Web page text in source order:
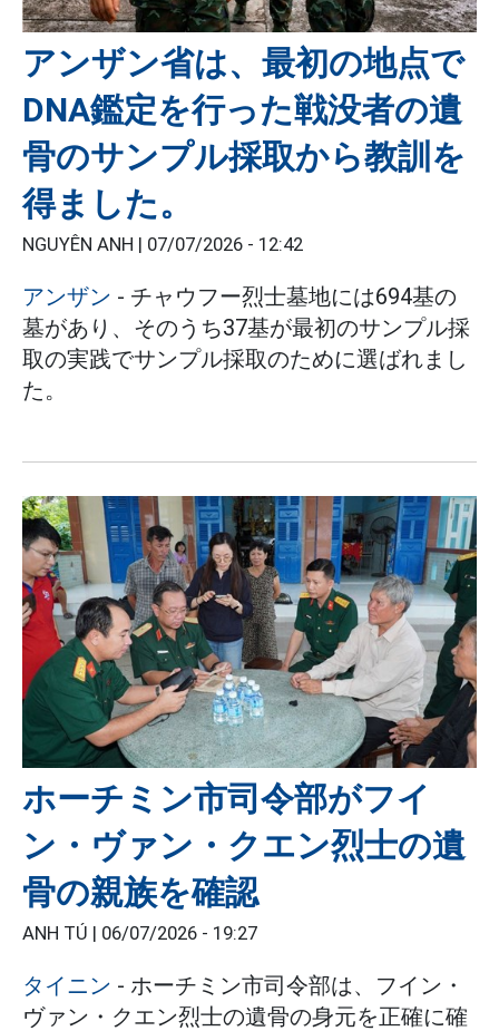
アンザン省は、最初の地点で
DNA鑑定を行った戦没者の遺
骨のサンプル採取から教訓を
得ました。
NGUYÊN ANH | 07/07/2026 - 12:42
アンザン - チャウフー烈士墓地には694基の
墓があり、そのうち37基が最初のサンプル採
取の実践でサンプル採取のために選ばれまし
た。
ホーチミン市司令部がフイ
ン・ヴァン・クエン烈士の遺
骨の親族を確認
ANH TÚ | 06/07/2026 - 19:27
タイニン - ホーチミン市司令部は、フイン・
ヴァン・クエン烈士の遺骨の身元を正確に確